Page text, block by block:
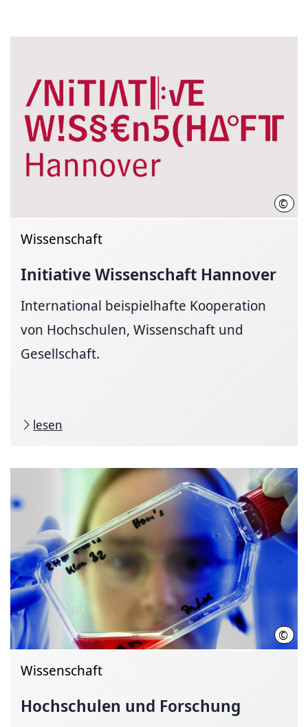
©
Wissenschaft
Initiative Wissenschaft Hannover
International beispielhafte Kooperation
von Hochschulen, Wissenschaft und
Gesellschaft.
lesen
©
Wissenschaft
Hochschulen und Forschung